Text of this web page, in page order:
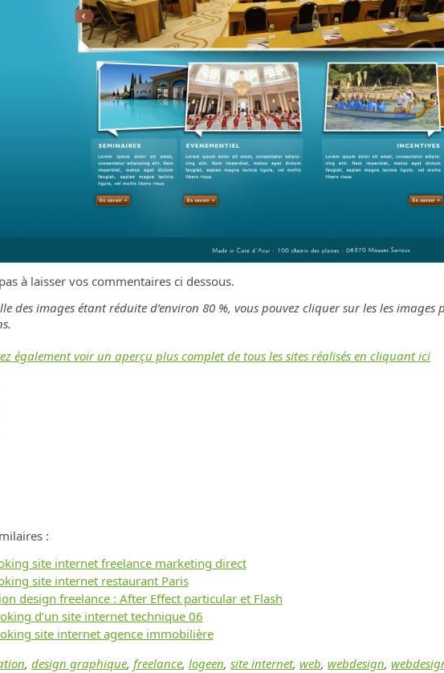
à laisser vos commentaires ci dessous.
des images étant réduite d’environ 80 %, vous pouvez cliquer sur les les images
également voir un aperçu plus complet de tous les sites réalisés en cliquant ici
:
site internet freelance marketing direct
site internet restaurant Paris
design freelance : After Effect particular et Flash
d’un site internet technique 06
site internet agence immobilière
, design graphique, freelance, logeen, site internet, web, webdesign,